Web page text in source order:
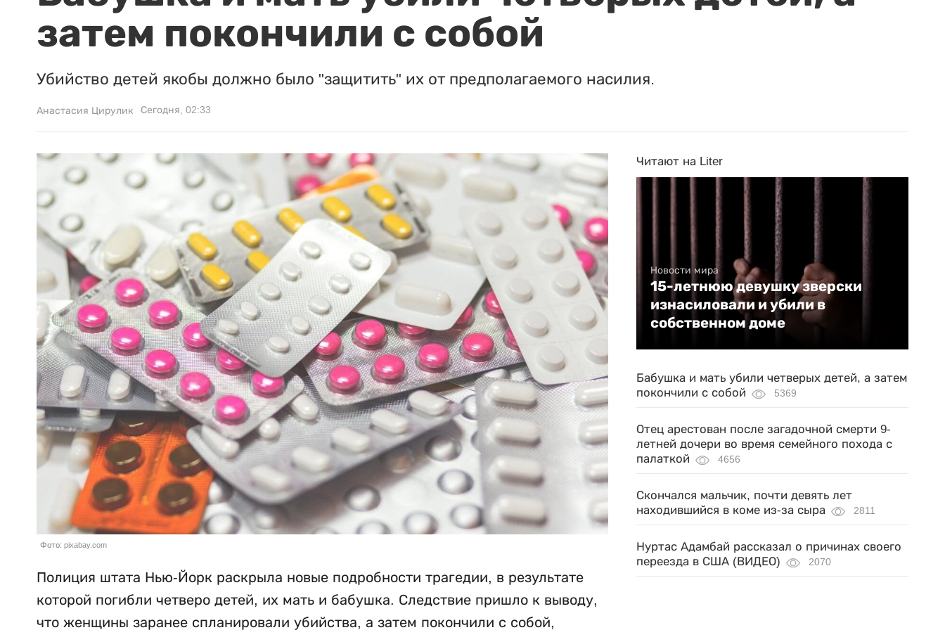
затем покончили с собой
Убийство детей якобы должно было "защитить" их от предполагаемого насилия.
Анастасия Цирулик Сегодня, 02:33
Фото: pixabay.com
Полиция штата Нью-Йорк раскрыла новые подробности трагедии, в результате
которой погибли четверо детей, их мать и бабушка. Следствие пришло к выводу,
что женщины заранее спланировали убийства, а затем покончили с собой,
Читают на Liter
Новости мира
15-летнюю девушку зверски
изнасиловали и убили в
собственном доме
Бабушка и мать убили четверых детей, а затем
покончили с собой
5369
Отец арестован после загадочной смерти 9-
летней дочери во время семейного похода с
палаткой
4656
Скончался мальчик, почти девять лет
находившийся в коме из-за сыра
2811
Нуртас Адамбай рассказал о причинах своего
переезда в США (ВИДЕО)
2070